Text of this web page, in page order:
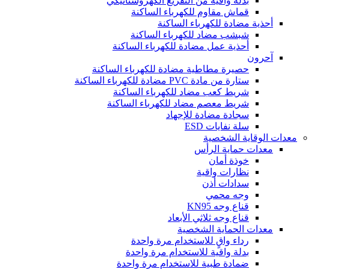
قماش مقاوم للكهرباء الساكنة
أحذية مضادة للكهرباء الساكنة
شبشب مضاد للكهرباء الساكنة
أحذية عمل مضادة للكهرباء الساكنة
آحرون
حصيرة مطاطية مضادة للكهرباء الساكنة
ستارة من مادة PVC مضادة للكهرباء الساكنة
شريط كعب مضاد للكهرباء الساكنة
شريط معصم مضاد للكهرباء الساكنة
سجادة مضادة للإجهاد
سلة نفايات ESD
معدات الوقاية الشخصية
معدات حماية الرأس
خوذة أمان
نظارات واقية
سدادات أذن
وجه محمي
قناع وجه KN95
قناع وجه ثلاثي الأبعاد
معدات الحماية الشخصية
رداء واقٍ للاستخدام مرة واحدة
بدلة واقية للاستخدام مرة واحدة
ضمادة طبية للاستخدام مرة واحدة